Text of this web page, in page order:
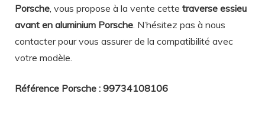
Porsche, vous propose à la vente cette traverse essieu
avant en aluminium Porsche. N’hésitez pas à nous
contacter pour vous assurer de la compatibilité avec
votre modèle.
Référence Porsche : 99734108106